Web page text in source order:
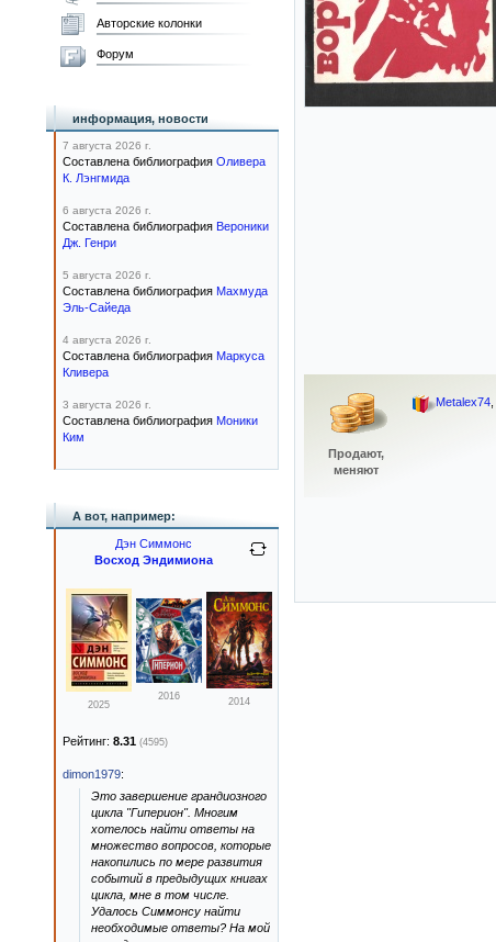
Продают,
меняют
Metalex74,
Авторские колонки
Форум
информация, новости
7 августа 2026 г.
Составлена библиография Оливера
К. Лэнгмида
6 августа 2026 г.
Составлена библиография Вероники
Дж. Генри
5 августа 2026 г.
Составлена библиография Махмуда
Эль-Сайеда
4 августа 2026 г.
Составлена библиография Маркуса
Кливера
3 августа 2026 г.
Составлена библиография Моники
Ким
А вот, например:
Дэн Симмонс
Восход Эндимиона
2025
2016 2014
Рейтинг: 8.31 (4595)
dimon1979:
Это завершение грандиозного
цикла "Гиперион". Многим
хотелось найти ответы на
множество вопросов, которые
накопились по мере развития
событий в предыдущих книгах
цикла, мне в том числе.
Удалось Симмонсу найти
необходимые ответы? На мой